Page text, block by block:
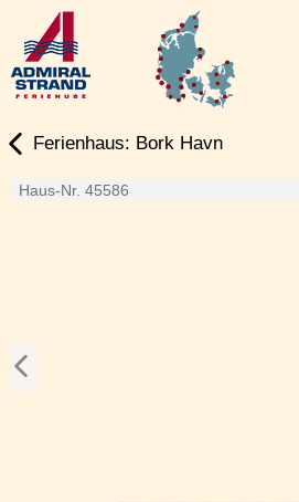
Ferienhaus: Bork Havn
Haus-Nr. 45586